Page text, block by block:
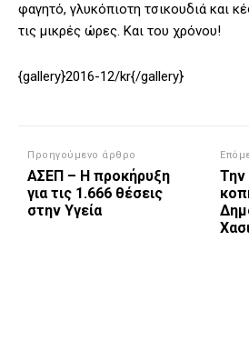
φαγητό, γλυκόπιοτη τσικουδιά και
τις μικρές ώρες. Και του χρόνου!
{gallery}2016-12/kr{/gallery}
Προηγούμενο άρθρο
ΑΣΕΠ – Η προκήρυξη
για τις 1.666 θέσεις
στην Υγεία
Την